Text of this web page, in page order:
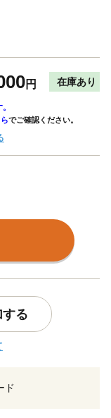
円 在庫あり
でご確認ください。
る
ド